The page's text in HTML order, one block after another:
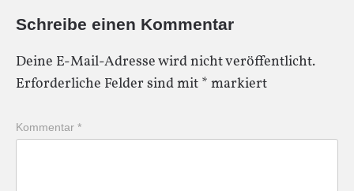
Schreibe einen Kommentar
Deine E-Mail-Adresse wird nicht veröffentlicht.
Erforderliche Felder sind mit * markiert
Kommentar *